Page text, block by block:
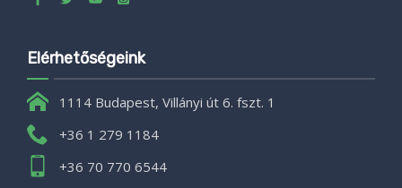
Elérhetőségeink
1114 Budapest, Villányi út 6. fszt. 1
+36 1 279 1184
+36 70 770 6544